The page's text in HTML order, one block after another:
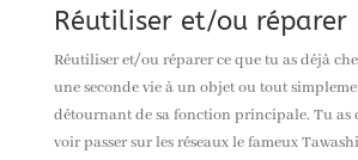
Réutiliser et/ou réparer
Réutiliser et/ou réparer ce que tu as déjà
une seconde vie à un objet ou tout
détournant de sa fonction principale. Tu as
voir passer sur les réseaux le fameux